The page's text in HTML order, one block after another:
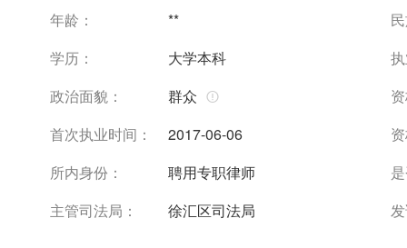
年龄：
**
学历：
大学本科
政治面貌：
群众
首次执业时间：
2017-06-06
所内身份：
聘用专职律师
主管司法局：
徐汇区司法局